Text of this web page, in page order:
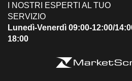
I NOSTRI ESPERTI AL TUO
SERVIZIO
Lunedì-Venerdì 09:00-12:00/
18:00